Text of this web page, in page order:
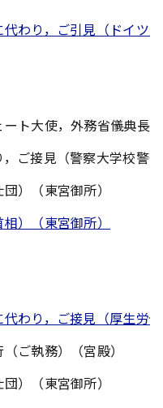
わり，ご引見（ドイツ
ート大使，外務省儀典長
ご接見（警察大学校警
）（東宮御所）
）（東宮御所）
わり，ご接見（厚生労
ご執務）（宮殿）
）（東宮御所）